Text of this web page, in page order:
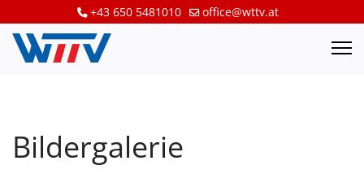
+43 650 5481010 office@wttv.at
Bildergalerie